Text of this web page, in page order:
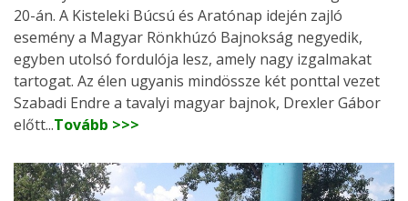
20-án. A Kisteleki Búcsú és Aratónap idején zajló
esemény a Magyar Rönkhúzó Bajnokság negyedik,
egyben utolsó fordulója lesz, amely nagy izgalmakat
tartogat. Az élen ugyanis mindössze két ponttal vezet
Szabadi Endre a tavalyi magyar bajnok, Drexler Gábor
előtt...Tovább >>>